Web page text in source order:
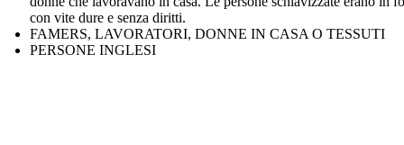
con vite dure e senza diritti.
FAMERS, LAVORATORI, DONNE IN CASA O TESSUTI
PERSONE INGLESI